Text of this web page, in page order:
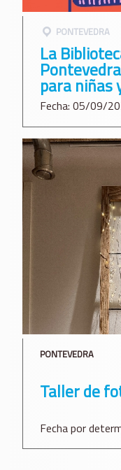
PONTEVEDRA
La
para niñas
Fecha: 05/09/
PONTEVEDRA
Taller de
Fecha por